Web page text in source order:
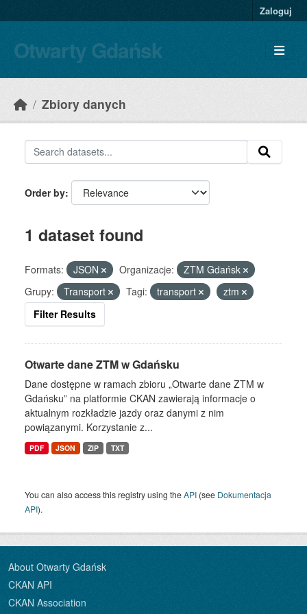
Zaloguj
Otwarty Gdańsk
Zbiory danych
Order by
1 dataset found
Formats: JSON Organizacje:
ZTM Gdańsk
Grupy:
Transport Tagi: transport
ztm
Filter Results
Otwarte dane ZTM w Gdańsku
Dane dostępne w ramach zbioru „Otwarte dane ZTM w
Gdańsku” na platformie CKAN zawierają informacje o
aktualnym rozkładzie jazdy oraz danymi z nim
powiązanymi. Korzystanie z...
PDF JSON ZIP TXT
You can also access this registry using theAPI (see Dokumentacja
API).
About Otwarty Gdańsk
CKAN API
CKAN Association